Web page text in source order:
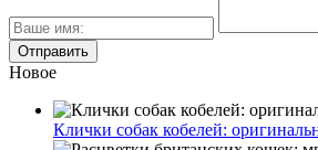
Новое
Клички собак кобелей: